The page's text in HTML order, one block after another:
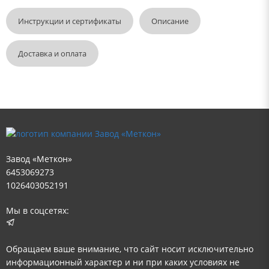
Инструкции и сертификаты Описание
Доставка и оплата
Завод «Меткон»
6453069273
1026403052191
Мы в соцсетях:
Обращаем ваше внимание, что сайт носит исключительно
информационный характер и ни при каких условиях не